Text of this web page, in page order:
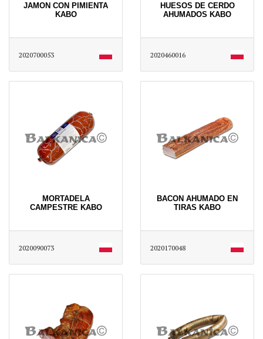
JAMON CON PIMIENTA
KABO
2020700053
HUESOS DE CERDO
AHUMADOS KABO
2020460016
MORTADELA
CAMPESTRE KABO
2020090073
BACON AHUMADO EN
TIRAS KABO
2020170048